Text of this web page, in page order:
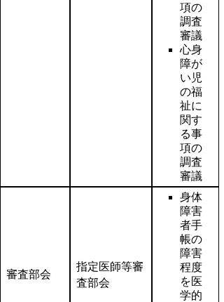
項の
調査
審議
心身
障が
い児
の福
祉に
関す
る事
項の
調査
審議
審査部会
指定医師等審
査部会
身体
障害
者手
帳の
障害
程度
を医
学的